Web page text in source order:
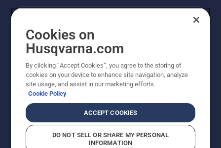
Otros sitios de Husqvarna
AlertLine/Canal de Denúncias
Cookies on
Husqvarna.com
By clicking “Accept Cookies”, you agree to the storing of
cookies on your device to enhance site navigation, analyze
site usage, and assist in our marketing efforts.
Cookie Policy
ACCEPT COOKIES
DO NOT SELL OR SHARE MY PERSONAL
INFORMATION